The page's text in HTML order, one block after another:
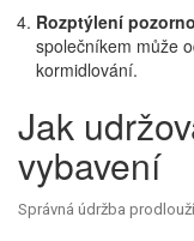
Rozptýlení
společníkem může
kormidlování.
Jak
vybavení
Správná údržba